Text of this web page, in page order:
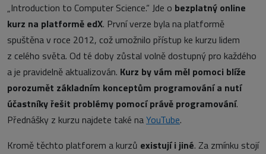
„Introduction to Computer Science.“ Jde o bezplatný online
kurz na platformě edX. První verze byla na platformě
spuštěna v roce 2012, což umožnilo přístup ke kurzu lidem
z celého světa. Od té doby zůstal volně dostupný pro každého
a je pravidelně aktualizován. Kurz by vám měl pomoci blíže
porozumět základním konceptům programování a nutí
účastníky řešit problémy pomocí právě programování.
Přednášky z kurzu najdete také naYouTube.
Kromě těchto platforem a kurzů existují i jiné. Za zmínku stojí